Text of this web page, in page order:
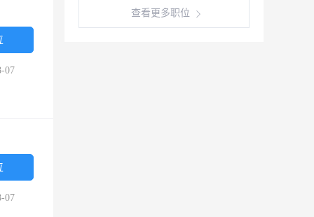
查看更多职位
07
07